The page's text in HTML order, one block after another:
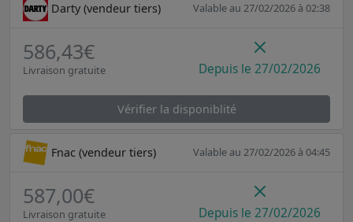
Darty (vendeur tiers) Valable au 27/02/2026 à 02:38
586,43€
Livraison gratuite Depuis le 27/02/2026
Vérifier la disponiblité
Fnac (vendeur tiers) Valable au 27/02/2026 à 04:45
587,00€
Livraison gratuite Depuis le 27/02/2026